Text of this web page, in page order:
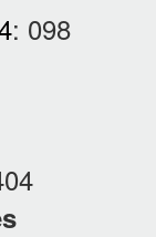
: 098